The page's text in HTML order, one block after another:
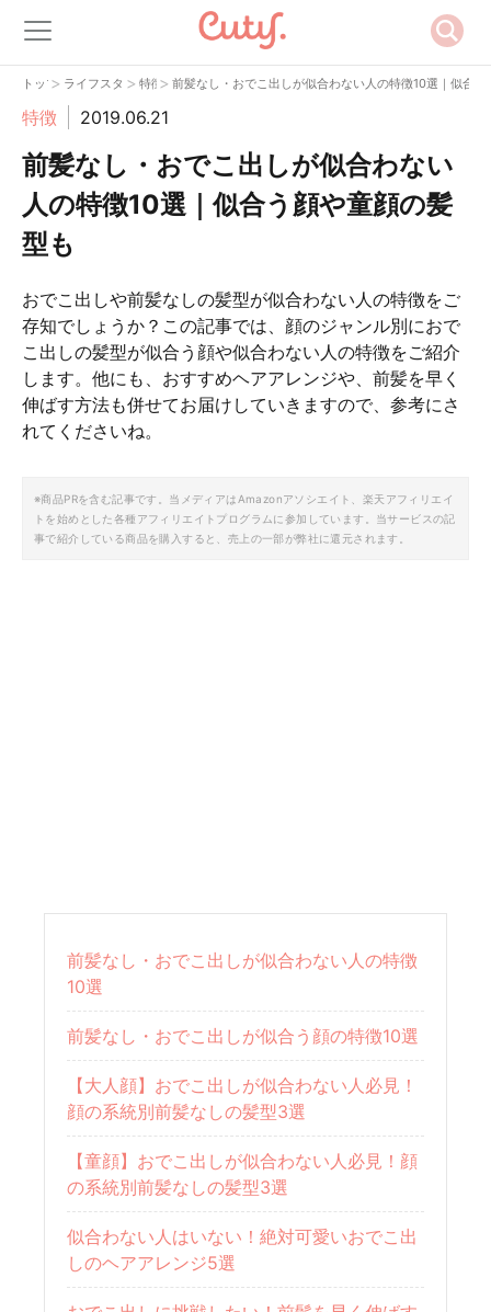
トップ
> ライフスタイル
> 特徴> 前髪なし・おでこ出しが似合わない人の特徴10選｜似合
特徴 2019.06.21
前髪なし・おでこ出しが似合わない
人の特徴10選｜似合う顔や童顔の髪
型も
おでこ出しや前髪なしの髪型が似合わない人の特徴をご
存知でしょうか？この記事では、顔のジャンル別におで
こ出しの髪型が似合う顔や似合わない人の特徴をご紹介
します。他にも、おすすめヘアアレンジや、前髪を早く
伸ばす方法も併せてお届けしていきますので、参考にさ
れてくださいね。
※商品PRを含む記事です。当メディアはAmazonアソシエイト、楽天アフィリエイ
トを始めとした各種アフィリエイトプログラムに参加しています。当サービスの記
事で紹介している商品を購入すると、売上の一部が弊社に還元されます。
前髪なし・おでこ出しが似合わない人の特徴
10選
前髪なし・おでこ出しが似合う顔の特徴10選
【大人顔】おでこ出しが似合わない人必見！
顔の系統別前髪なしの髪型3選
【童顔】おでこ出しが似合わない人必見！顔
の系統別前髪なしの髪型3選
似合わない人はいない！絶対可愛いおでこ出
しのヘアアレンジ5選